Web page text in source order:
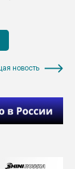
новость